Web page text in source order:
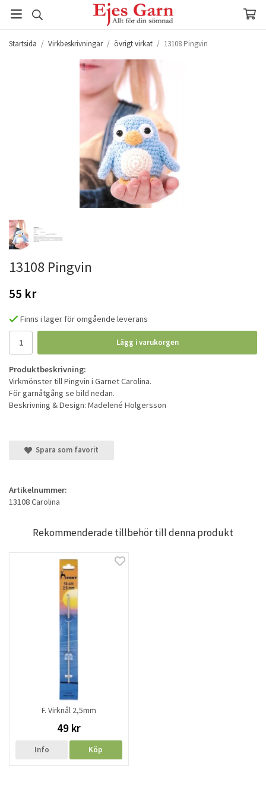
Startsida / Virkbeskrivningar / övrigt virkat / 13108 Pingvin
13108 Pingvin
55 kr
Finns i lager för omgående leverans
Lägg i varukorgen
Produktbeskrivning:
Virkmönster till Pingvin i Garnet Carolina.
För garnåtgång se bild nedan.
Beskrivning & Design: Madelené Holgersson
Spara som favorit
Artikelnummer:
13108 Carolina
Rekommenderade tillbehör till denna produkt
F. Virknål 2,5mm
49 kr
Info Köp